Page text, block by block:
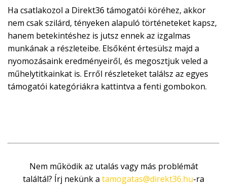
Ha csatlakozol a Direkt36 támogatói köréhez, akkor
nem csak szilárd, tényeken alapuló történeteket kapsz,
hanem betekintéshez is jutsz ennek az izgalmas
munkának a részleteibe. Elsőként értesülsz majd a
nyomozásaink eredményeiről, és megosztjuk veled a
műhelytitkainkat is. Erről részleteket találsz az egyes
támogatói kategóriákra kattintva a fenti gombokon.
Nem működik az utalás vagy más problémát
találtál? Írj nekünk a tamogatas@direkt36.hu-ra